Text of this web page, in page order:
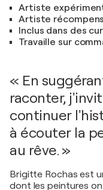
Artiste
Artiste
Inclus dans des
Travaille sur
« En
raconter,
continuer
à écouter la
au rêve. »
Brigitte Rochas est
dont les peintures